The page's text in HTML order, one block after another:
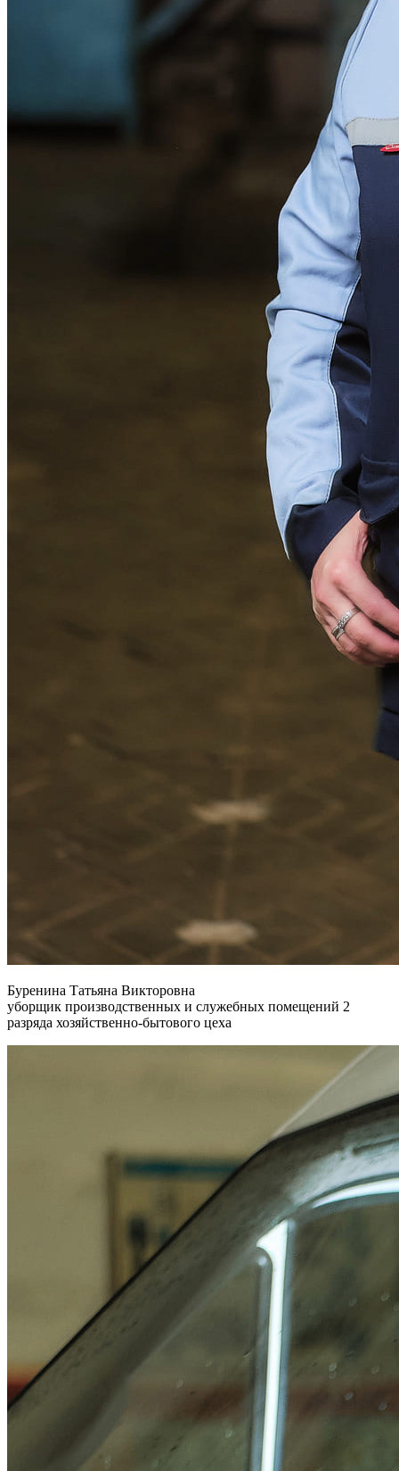
Буренина Татьяна Викторовна
уборщик производственных и служебных помещений 2
разряда хозяйственно-бытового цеха